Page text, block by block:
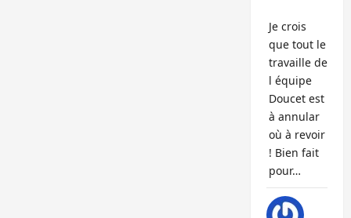
Je crois
que tout le
travaille de
l équipe
Doucet est
à annular
où à revoir
! Bien fait
pour…